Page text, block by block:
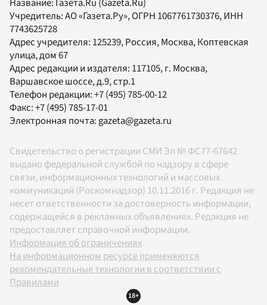
Учредитель:АО «Газета.Ру», ОГРН 1067761730376, ИНН
7743625728
Адрес учредителя: 125239, Россия, Москва, Коптевская
улица, дом 67
Адрес редакции и издателя: 117105, г. Москва,
Варшавское шоссе, д.9, стр.1
Телефон редакции:+7 (495) 785-00-12
Факс:+7 (495) 785-17-01
Электронная почта: gazeta@gazeta.ru
Свидетельство о регистрации СМИ Эл № ФС77-67642
выдано федеральной службой по надзору в сфере
связи, информационных технологий и массовых
коммуникаций (Роскомнадзор) 10.11.2016 г. Редакция не
несет ответственности за достоверность информации,
содержащейся в рекламных объявлениях. Редакция не
предоставляет справочной информации.
Информация об ограничениях
На информационном ресурсе применяются
рекомендательные технологии в соответствии с
Правилами
18+